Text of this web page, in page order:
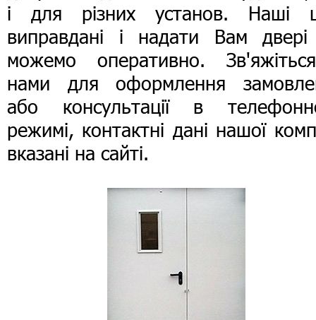
і для різних установ. Наші
виправдані і надати Вам
можемо оперативно.
нами для оформлення
або консультації в
режимі, контактні дані нашої
вказані на сайті.